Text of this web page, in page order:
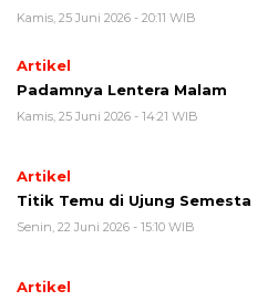
Kamis, 25 Juni 2026 - 20:11 WIB
Artikel
Padamnya Lentera Malam
Kamis, 25 Juni 2026 - 14:21 WIB
Artikel
Titik Temu di Ujung Semesta
Senin, 22 Juni 2026 - 15:10 WIB
Artikel